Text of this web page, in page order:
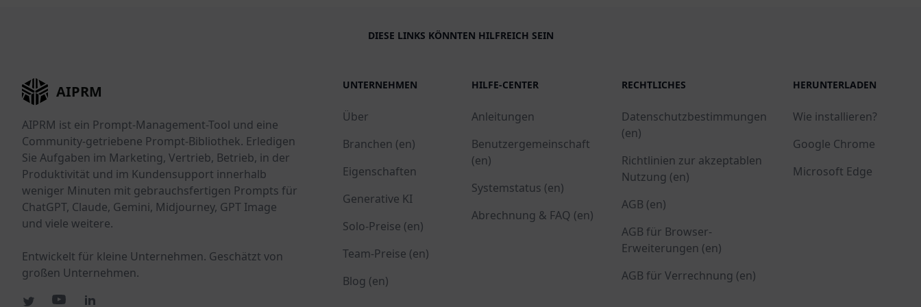
DIESE LINKS KÖNNTEN HILFREICH SEIN
AIPRM
AIPRM ist ein Prompt-Management-Tool und eine
Community-getriebene Prompt-Bibliothek. Erledigen
Sie Aufgaben im Marketing, Vertrieb, Betrieb, in der
Produktivität und im Kundensupport innerhalb
weniger Minuten mit gebrauchsfertigen Prompts für
ChatGPT, Claude, Gemini, Midjourney, GPT Image
und viele weitere.
Entwickelt für kleine Unternehmen. Geschätzt von
großen Unternehmen.
UNTERNEHMEN
Über
Branchen (en)
Eigenschaften
Generative KI
Solo-Preise (en)
Team-Preise (en)
Blog (en)
HILFE-CENTER
Anleitungen
Benutzergemeinschaft
(en)
Systemstatus (en)
Abrechnung & FAQ (en)
RECHTLICHES
Datenschutzbestimmungen
(en)
Richtlinien zur akzeptablen
Nutzung (en)
AGB (en)
AGB für Browser-
Erweiterungen (en)
AGB für Verrechnung (en)
HERUNTERLADEN
Wie installieren?
Google Chrome
Microsoft Edge